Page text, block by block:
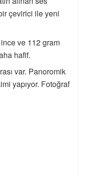
çevirici ile yeni
ve 112 gram
hafif.
var. Panoromik
yapıyor. Fotoğraf